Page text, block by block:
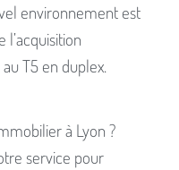
environnement est
l’acquisition
T5 en duplex.
à Lyon ?
service pour